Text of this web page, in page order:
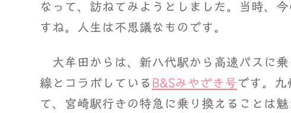
なって、訪ねてみようとしました。当時、
すね。人生は不思議なものです。
大牟田からは、新八代駅から高速バスに
線とコラボしている B&Sみやざき号 です。九
て、宮崎駅行きの特急に乗り換えることは